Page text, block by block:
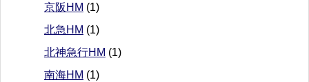
京阪HM (1)
北急HM (1)
北神急行HM (1)
南海HM (1)